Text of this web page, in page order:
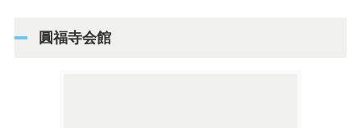
圓福寺会館